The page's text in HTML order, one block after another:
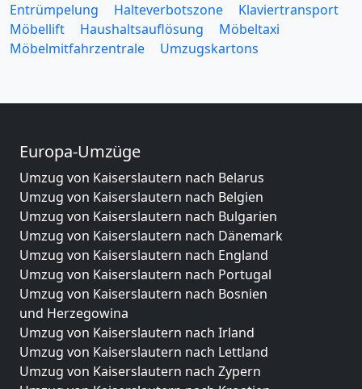
Entrümpelung
Halteverbotszone
Klaviertransport
Möbellift
Haushaltsauflösung
Möbeltaxi
Möbelmitfahrzentrale
Umzugskartons
Europa-Umzüge
Umzug von Kaiserslautern nach Belarus
Umzug von Kaiserslautern nach Belgien
Umzug von Kaiserslautern nach Bulgarien
Umzug von Kaiserslautern nach Dänemark
Umzug von Kaiserslautern nach England
Umzug von Kaiserslautern nach Portugal
Umzug von Kaiserslautern nach Bosnien
und Herzegowina
Umzug von Kaiserslautern nach Irland
Umzug von Kaiserslautern nach Lettland
Umzug von Kaiserslautern nach Zypern